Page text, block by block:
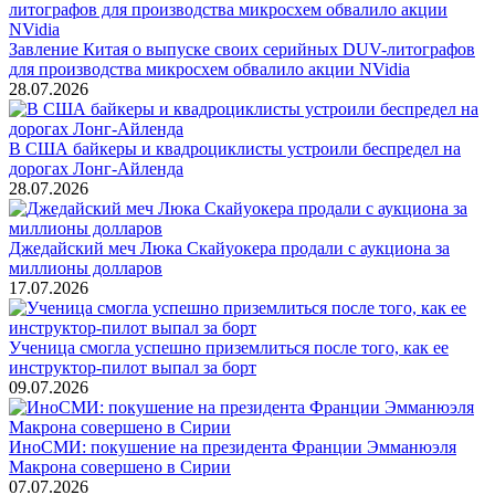
Завление Китая о выпуске своих серийных DUV-литографов
для производства микросхем обвалило акции NVidia
28.07.2026
В США байкеры и квадроциклисты устроили беспредел на
дорогах Лонг-Айленда
28.07.2026
Джедайский меч Люка Скайуокера продали с аукциона за
миллионы долларов
17.07.2026
Ученица смогла успешно приземлиться после того, как ее
инструктор-пилот выпал за борт
09.07.2026
ИноСМИ: покушение на президента Франции Эмманюэля
Макрона совершено в Сирии
07.07.2026